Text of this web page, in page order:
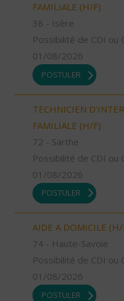
FAMILIALE (H/F)
38 - Isère
Possibilité de CDI ou
01/08/2026
POSTULER
TECHNICIEN
FAMILIALE (H/F)
72 - Sarthe
Possibilité de CDI ou
01/08/2026
POSTULER
AIDE A DOMICILE (H/
74 - Haute-Savoie
Possibilité de CDI ou
01/08/2026
POSTULER